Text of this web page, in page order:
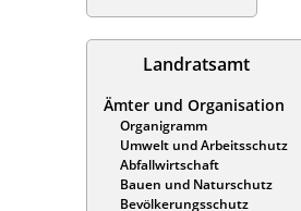
Landratsamt
Ämter und Organisation
Organigramm
Umwelt und Arbeitsschutz
Abfallwirtschaft
Bauen und Naturschutz
Bevölkerungsschutz